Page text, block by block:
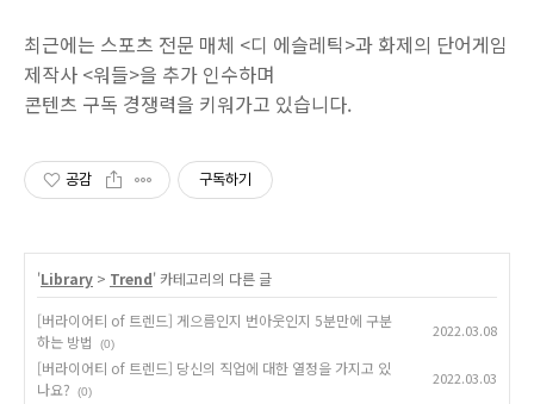
최근에는 스포츠 전문 매체 <디 에슬레틱>과 화제의 단어게임
제작사 <워들>을 추가 인수하며
콘텐츠 구독 경쟁력을 키워가고 있습니다.
공감 구독하기
'Library > Trend' 카테고리의 다른 글
[버라이어티 of 트렌드] 게으름인지 번아웃인지 5분만에 구분
하는 방법
(0)
2022.03.08
[버라이어티 of 트렌드] 당신의 직업에 대한 열정을 가지고 있
나요?
(0)
2022.03.03